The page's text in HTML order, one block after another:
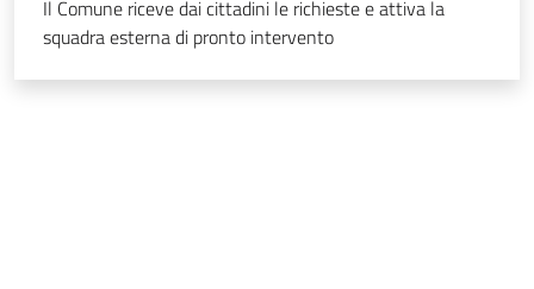
Il Comune riceve dai cittadini le richieste e attiva la
squadra esterna di pronto intervento